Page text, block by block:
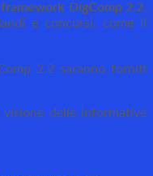
DigComp 2.2,
e concorsi, come il
2.2 saranno forniti
delle informative